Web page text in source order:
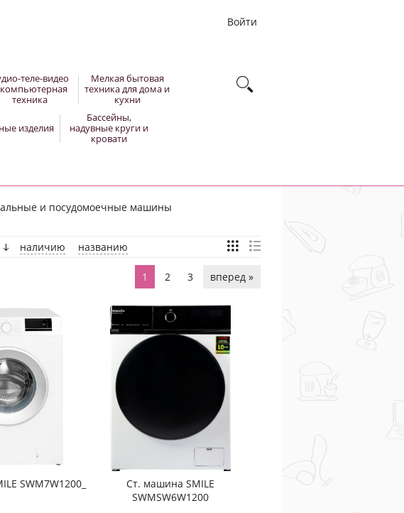
Войти
теле-видео
техника
Мелкая бытовая
техника для дома и
кухни
изделия
Бассейны,
надувные круги и
кровати
и посудомоечные машины
наличию названию
1 2 3 вперед »
SWM7W1200_
Ст. машина SMILE
SWMSW6W1200